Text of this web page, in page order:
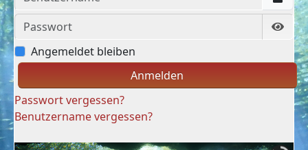
Passwort
Angemeldet bleiben
Anmelden
Passwort vergessen?
Benutzername vergessen?